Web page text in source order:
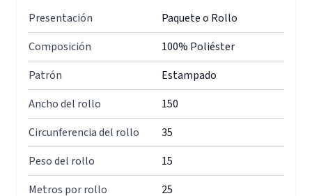
Presentación
Paquete o Rollo
Composición
100% Poliéster
Patrón
Estampado
Ancho del rollo
150
Circunferencia del rollo
35
Peso del rollo
15
Metros por rollo
25